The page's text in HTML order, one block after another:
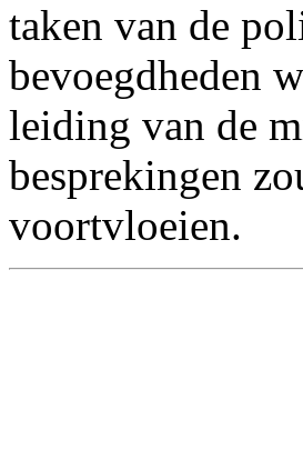
taken van de
bevoegdheden
leiding van de
besprekingen
voortvloeien.